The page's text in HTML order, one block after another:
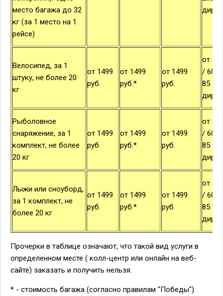
место багажа до 32
кг (за 1 место на 1
рейсе)
Велосипед, за 1
штуку, не более 20
кг
от 1499
руб.
от 1499
руб.*
от 1499
руб.
от 21
/ 60
85
Рыболовное
снаряжение, за 1
комплект, не более
20 кг
от 1499
руб.
от 1499
руб.*
от 1499
руб.
от 21
/ 60
85
Лыжи или сноуборд,
за 1 комплект, не
более 20 кг
от 1499
руб.
от 1499
руб.*
от 1499
руб.
от 21
/ 60
85
Прочерки в таблице означают, что такой вид услуги в
определенном месте ( колл-центр или онлайн на веб-
сайте) заказать и получить нельзя.
* - стоимость багажа (согласно правилам "Победы")